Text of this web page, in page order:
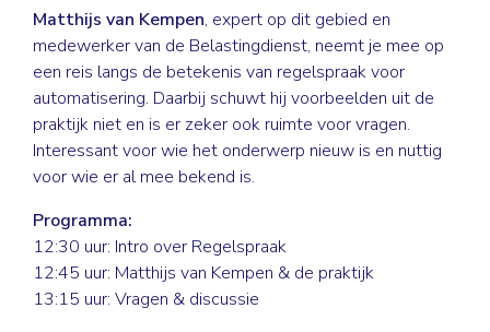
Matthijs van Kempen, expert op dit gebied en
medewerker van de Belastingdienst, neemt je mee op
een reis langs de betekenis van regelspraak voor
automatisering. Daarbij schuwt hij voorbeelden uit de
praktijk niet en is er zeker ook ruimte voor vragen.
Interessant voor wie het onderwerp nieuw is en nuttig
voor wie er al mee bekend is.
Programma:
12:30 uur: Intro over Regelspraak
12:45 uur: Matthijs van Kempen & de praktijk
13:15 uur: Vragen & discussie